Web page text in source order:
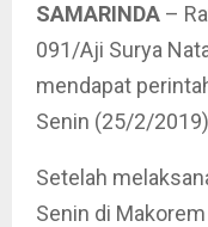
SAMARINDA –
091/Aji Surya
mendapat
Senin (25/2/
Setelah
Senin di